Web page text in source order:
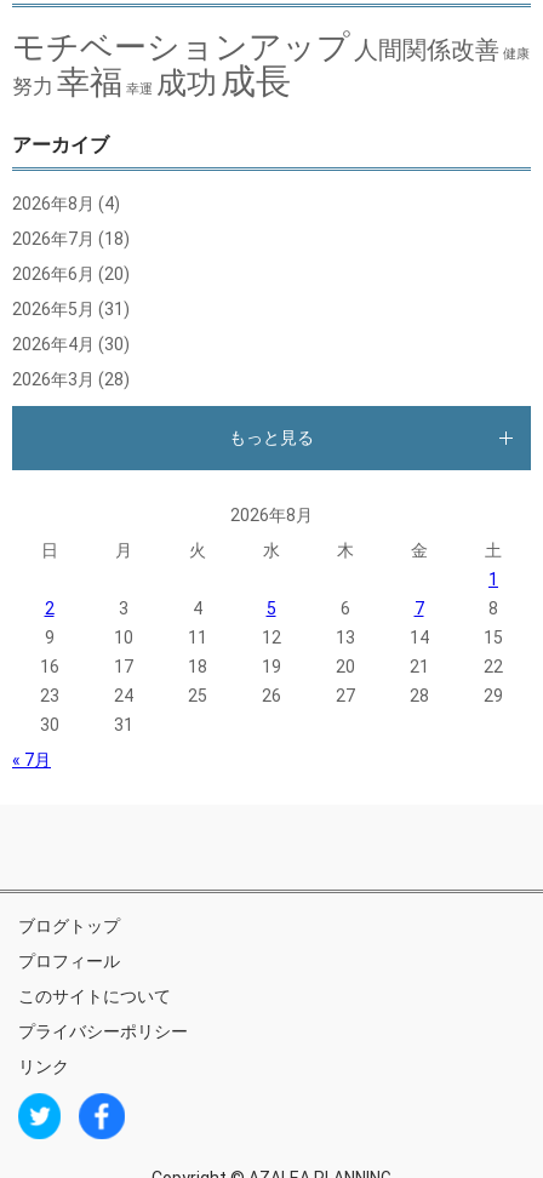
モチベーションアップ 人間関係改善 健康
努力 幸福 幸運 成功 成長
アーカイブ
2026年8月 (4)
2026年7月 (18)
2026年6月 (20)
2026年5月 (31)
2026年4月 (30)
2026年3月 (28)
もっと見る
2026年8月
日
月 火 水 木 金
土
1
2
3 4 5 6 7
8
9
10 11 12 13 14
15
16
17 18 19 20 21
22
23
24 25 26 27 28
29
30
31
« 7月
ブログトップ
プロフィール
このサイトについて
プライバシーポリシー
リンク